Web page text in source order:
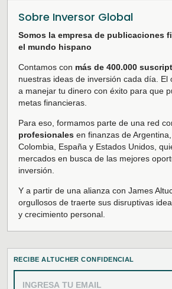
Sobre Inversor Global
Somos la empresa de publicaciones
el mundo hispano
Contamos con más de 400.000
nuestras ideas de inversión cada día. El
a manejar tu dinero con éxito para que
metas financieras.
Para eso, formamos parte de una red
profesionales en finanzas de
Colombia, España y Estados Unidos,
mercados en busca de las mejores
inversión.
Y a partir de una alianza con James
orgullosos de traerte sus disruptivas
y crecimiento personal.
RECIBE ALTUCHER CONFIDENCIAL